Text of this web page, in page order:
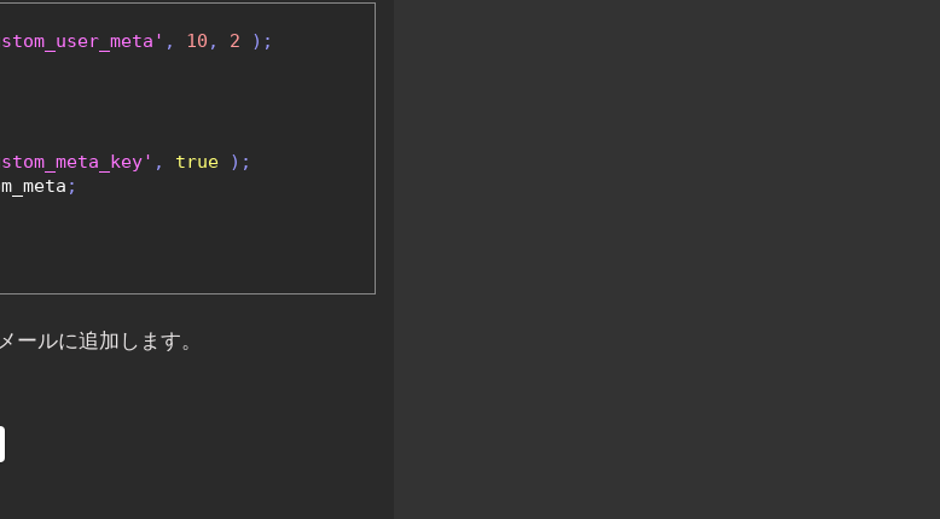
, 10 , 2 );
, true
);
;
ールに追加します。